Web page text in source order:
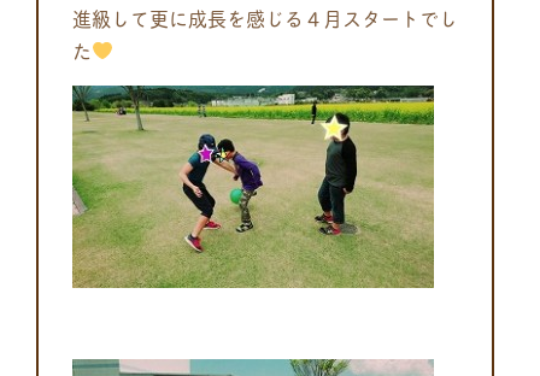
進級して更に成長を感じる４月スタートでし
た